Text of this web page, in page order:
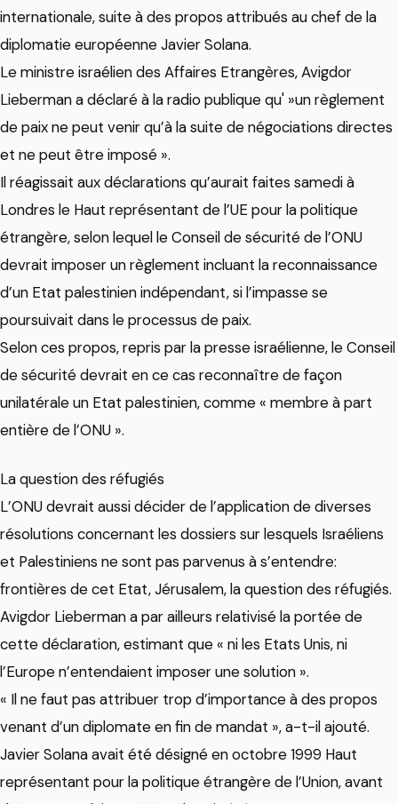
internationale, suite à des propos attribués au chef de la
diplomatie européenne Javier Solana.
Le ministre israélien des Affaires Etrangères, Avigdor
Lieberman a déclaré à la radio publique qu' »un règlement
de paix ne peut venir qu’à la suite de négociations directes
et ne peut être imposé ».
Il réagissait aux déclarations qu’aurait faites samedi à
Londres le Haut représentant de l’UE pour la politique
étrangère, selon lequel le Conseil de sécurité de l’ONU
devrait imposer un règlement incluant la reconnaissance
d’un Etat palestinien indépendant, si l’impasse se
poursuivait dans le processus de paix.
Selon ces propos, repris par la presse israélienne, le Conseil
de sécurité devrait en ce cas reconnaître de façon
unilatérale un Etat palestinien, comme « membre à part
entière de l’ONU ».
La question des réfugiés
L’ONU devrait aussi décider de l’application de diverses
résolutions concernant les dossiers sur lesquels Israéliens
et Palestiniens ne sont pas parvenus à s’entendre:
frontières de cet Etat, Jérusalem, la question des réfugiés.
Avigdor Lieberman a par ailleurs relativisé la portée de
cette déclaration, estimant que « ni les Etats Unis, ni
l’Europe n’entendaient imposer une solution ».
« Il ne faut pas attribuer trop d’importance à des propos
venant d’un diplomate en fin de mandat », a-t-il ajouté.
Javier Solana avait été désigné en octobre 1999 Haut
représentant pour la politique étrangère de l’Union, avant